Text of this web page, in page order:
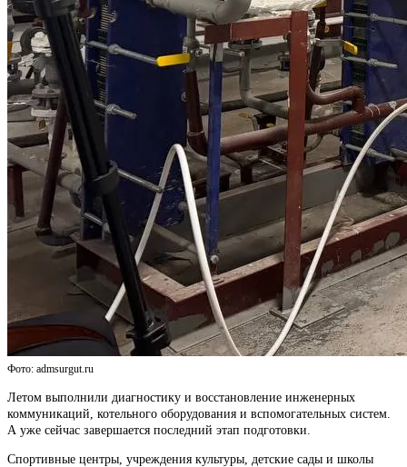
Фото: admsurgut.ru
Летом выполнили диагностику и восстановление инженерных
коммуникаций, котельного оборудования и вспомогательных систем.
А уже сейчас завершается последний этап подготовки.
Спортивные центры, учреждения культуры, детские сады и школы